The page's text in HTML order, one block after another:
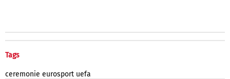
Tags
ceremonie eurosport uefa